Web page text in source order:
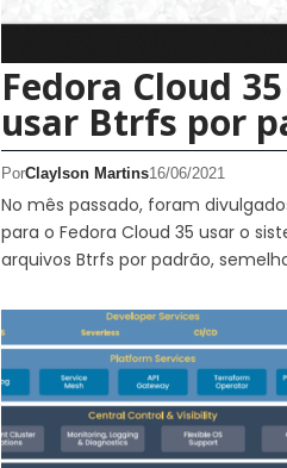
Fedora Cloud
usar Btrfs por
PorClaylson Martins16/06/2021
No mês passado, foram
para o Fedora Cloud 35 usar o
arquivos Btrfs por padrão,